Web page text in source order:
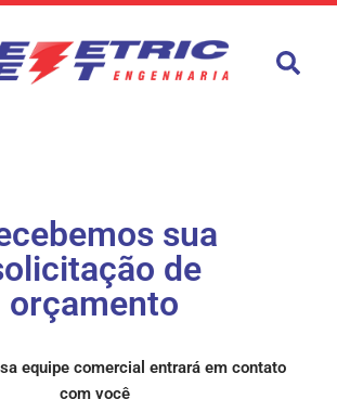
sua
de
orçamento
equipe comercial entrará em contato
com você